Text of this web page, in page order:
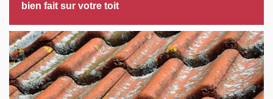
bien fait sur votre toit